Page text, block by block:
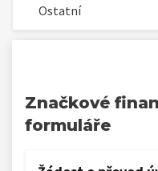
Ostatní
Značkové
formuláře